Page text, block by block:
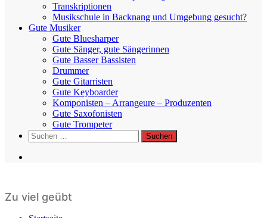
Transkriptionen
Musikschule in Backnang und Umgebung gesucht?
Gute Musiker
Gute Bluesharper
Gute Sänger, gute Sängerinnen
Gute Basser Bassisten
Drummer
Gute Gitarristen
Gute Keyboarder
Komponisten – Arrangeure – Produzenten
Gute Saxofonisten
Gute Trompeter
Suchen
nach:
Zu viel geübt